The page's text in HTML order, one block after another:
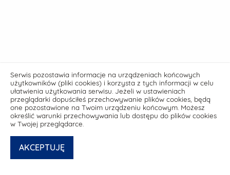
Serwis pozostawia informacje na urządzeniach końcowych
użytkowników (pliki cookies) i korzysta z tych informacji w celu
ułatwienia użytkowania serwisu. Jeżeli w ustawieniach
przeglądarki dopuściłeś przechowywanie plików cookies, będą
one pozostawione na Twoim urządzeniu końcowym. Możesz
określić warunki przechowywania lub dostępu do plików cookies
w Twojej przeglądarce.
AKCEPTUJĘ
© powered by netPR.pl